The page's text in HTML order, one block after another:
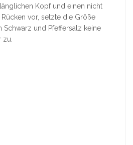
Kopf und einen nicht
vor, setzte die Größe
Schwarz und Pfeffersalz keine
zu.